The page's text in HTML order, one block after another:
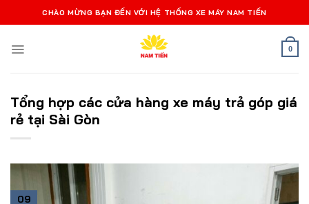
qua
dung
CHÀO MỪNG BẠN ĐẾN VỚI HỆ THỐNG XE MÁY NAM TIẾN
0
Tổng hợp các cửa hàng xe máy trả góp giá
rẻ tại Sài Gòn
09